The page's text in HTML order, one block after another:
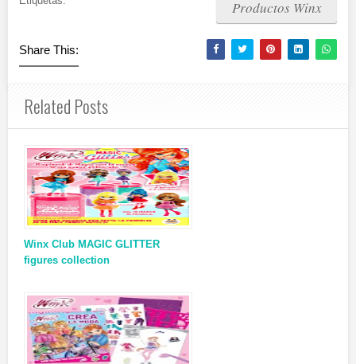
Productos Winx
Share This:
Related Posts
Winx Club MAGIC GLITTER
figures collection